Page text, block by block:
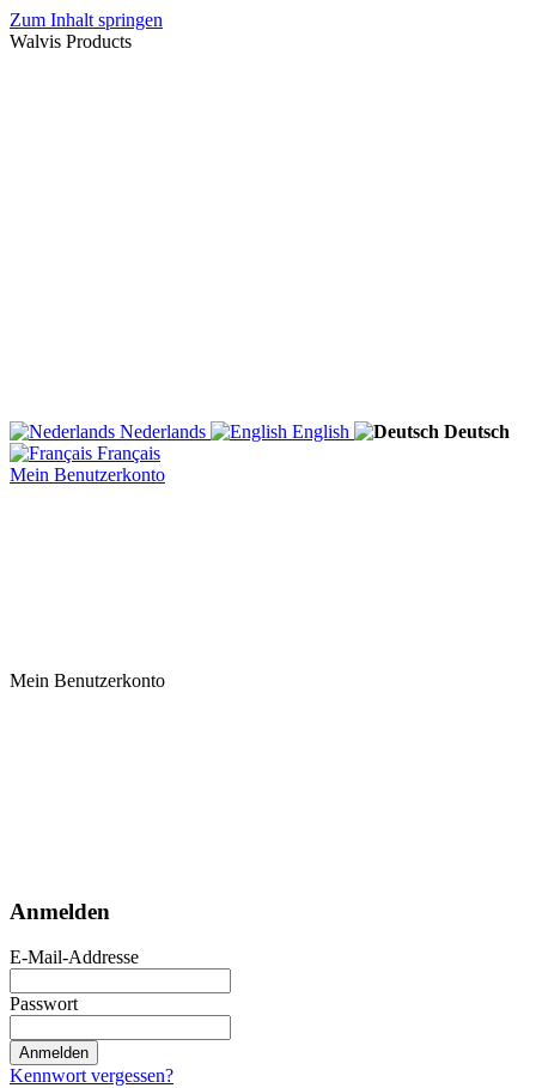
Zum Inhalt springen
Walvis Products
Nederlands English
Deutsch
Français
Mein Benutzerkonto
Mein Benutzerkonto
Anmelden
E-Mail-Addresse
Passwort
Anmelden
Kennwort vergessen?